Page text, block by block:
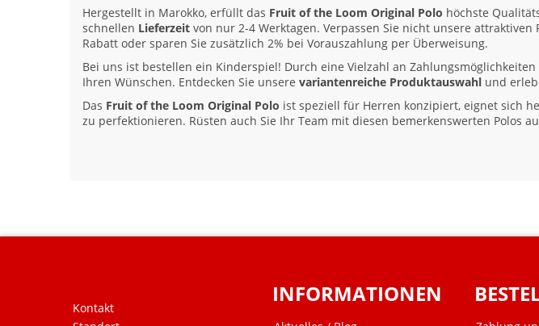
Hergestellt in Marokko, erfüllt das Fruit of the Loom Original Polo höchste
schnellen Lieferzeit von nur 2-4 Werktagen. Verpassen Sie nicht unsere
Rabatt oder sparen Sie zusätzlich 2% bei Vorauszahlung per Überweisung.
Bei uns ist bestellen ein Kinderspiel! Durch eine Vielzahl an
Ihren Wünschen. Entdecken Sie unsere variantenreiche Produktauswahl und
Das Fruit of the Loom Original Polo ist speziell für Herren konzipiert, eignet sich
zu perfektionieren. Rüsten auch Sie Ihr Team mit diesen bemerkenswerten Polos
Kontakt
INFORMATIONEN